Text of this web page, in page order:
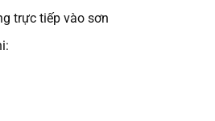
trực tiếp vào sơn